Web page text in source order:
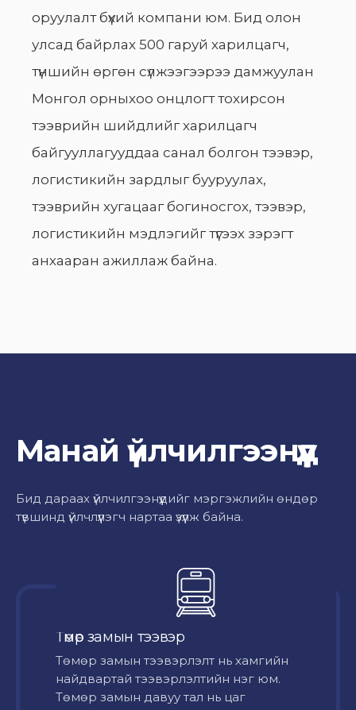
оруулалт бүхий компани юм. Бид олон
улсад байрлах 500 гаруй харилцагч,
түншийн өргөн сүлжээгээрээ дамжуулан
Монгол орныхоо онцлогт тохирсон
тээврийн шийдлийг харилцагч
байгууллагууддаа санал болгон тээвэр,
логистикийн зардлыг бууруулах,
тээврийн хугацааг богиносгох, тээвэр,
логистикийн мэдлэгийг түгээх зэрэгт
анхааран ажиллаж байна.
Манай үйлчилгээнүүд
Бид дараах үйлчилгээнүүдийг мэргэжлийн өндөр
түвшинд үйлчлүүлэгч нартаа үзүүлж байна.
Төмөр замын тээвэр
Төмөр замын тээвэрлэлт нь хамгийн
найдвартай тээвэрлэлтийн нэг юм.
Төмөр замын давуу тал нь цаг